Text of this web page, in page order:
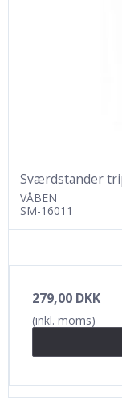
Sværdstander
VÅBEN
SM-16011
279,00 DKK
(inkl. moms)